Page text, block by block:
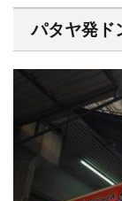
パタヤ発ド